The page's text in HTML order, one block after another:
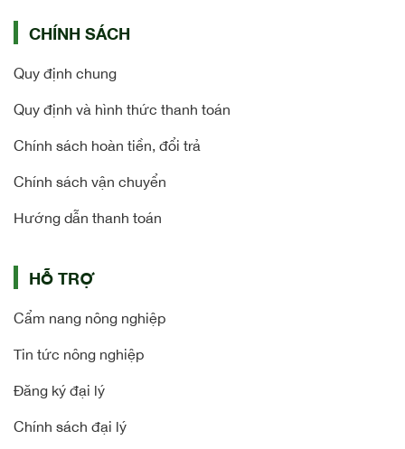
CHÍNH SÁCH
Quy định chung
Quy định và hình thức thanh toán
Chính sách hoàn tiền, đổi trả
Chính sách vận chuyển
Hướng dẫn thanh toán
HỖ TRỢ
Cẩm nang nông nghiệp
Tin tức nông nghiệp
Đăng ký đại lý
Chính sách đại lý